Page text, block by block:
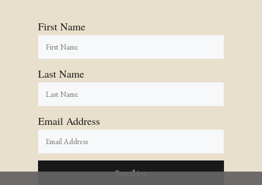
First Name
Last Name
Email Address